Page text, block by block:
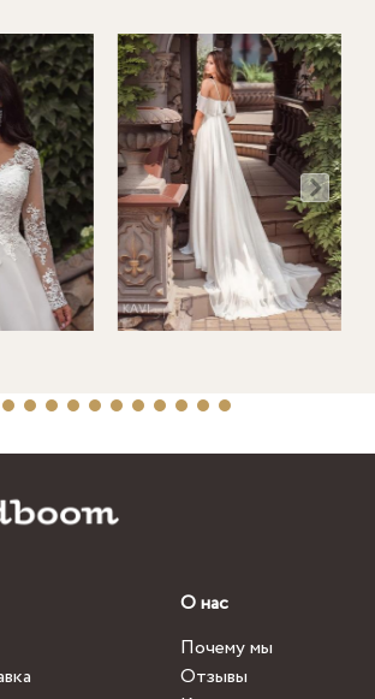
О нас
Почему мы
Отзывы